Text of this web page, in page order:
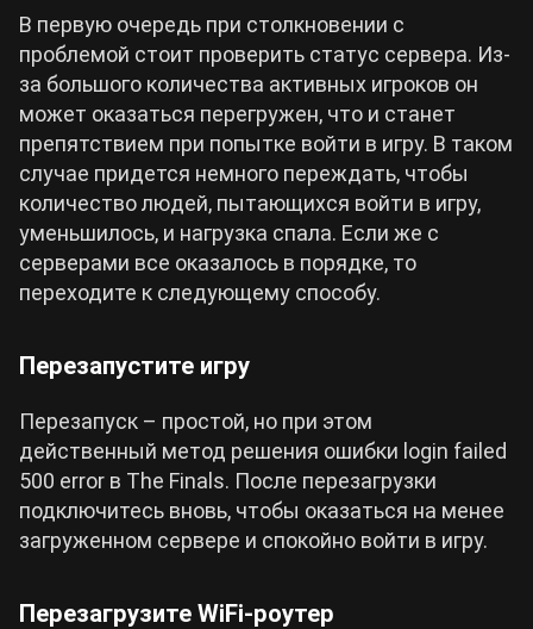
В первую очередь при столкновении с
проблемой стоит проверить статус сервера. Из-
за большого количества активных игроков он
может оказаться перегружен, что и станет
препятствием при попытке войти в игру. В таком
случае придется немного переждать, чтобы
количество людей, пытающихся войти в игру,
уменьшилось, и нагрузка спала. Если же с
серверами все оказалось в порядке, то
переходите к следующему способу.
Перезапустите игру
Перезапуск – простой, но при этом
действенный метод решения ошибки login failed
500 error в The Finals. После перезагрузки
подключитесь вновь, чтобы оказаться на менее
загруженном сервере и спокойно войти в игру.
Перезагрузите WiFi-роутер